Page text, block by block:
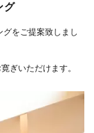
グ
をご提案致しまし
ぎいただけます。